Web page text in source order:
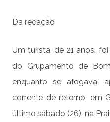
Da redação
Um turista, de 21 anos,
do Grupamento de
enquanto se afogava,
corrente de retorno, em
último sábado (26), na